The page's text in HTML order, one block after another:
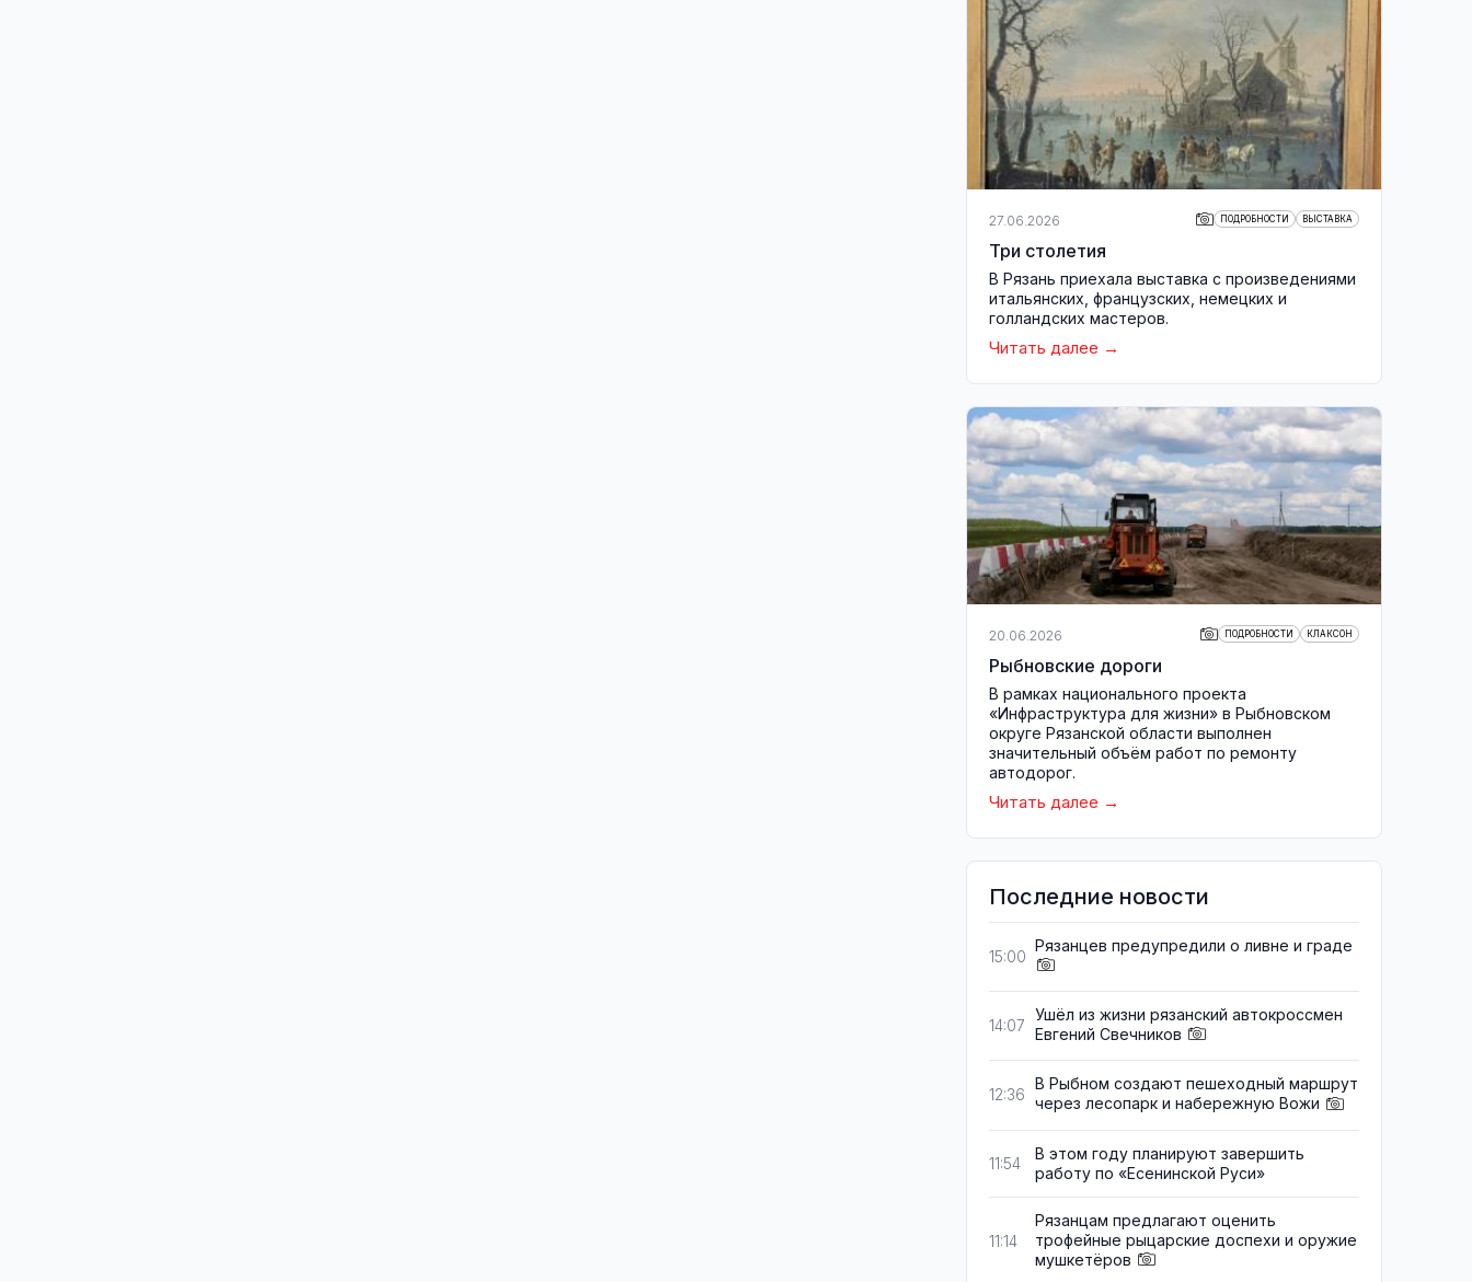
27.06.2026 ПОДРОБНОСТИ ВЫСТАВКА
Три столетия
В Рязань приехала выставка с произведениями
итальянских, французских, немецких и
голландских мастеров.
Читать далее
20.06.2026 ПОДРОБНОСТИ КЛАКСОН
Рыбновские дороги
В рамках национального проекта
«Инфраструктура для жизни» в Рыбновском
округе Рязанской области выполнен
значительный объём работ по ремонту
автодорог.
Читать далее
Последние новости
15:00
Рязанцев предупредили о ливне и граде
14:07
Ушёл из жизни рязанский автокроссмен
Евгений Свечников
12:36
В Рыбном создают пешеходный маршрут
через лесопарк и набережную Вожи
11:54
В этом году планируют завершить
работу по «Есенинской Руси»
11:14
Рязанцам предлагают оценить
трофейные рыцарские доспехи и оружие
мушкетёров